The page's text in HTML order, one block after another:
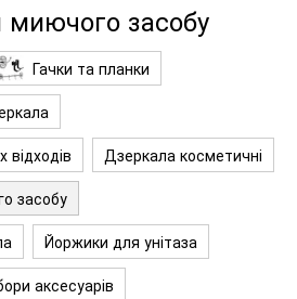
засобу
Гачки та планки
Дзеркала косметичні
засобу
Йоржики для унітаза
аксесуарів